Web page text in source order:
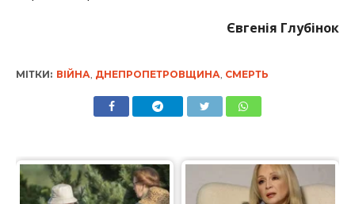
Євгенія Глубінок
МІТКИ: ВІЙНА ДНЕПРОПЕТРОВЩИНА СМЕРТЬ